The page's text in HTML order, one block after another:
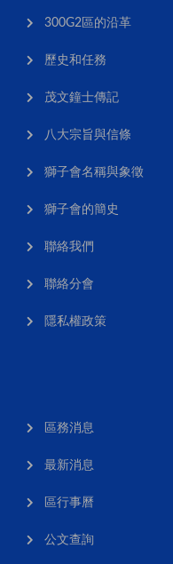
300G2區的沿革
歷史和任務
茂文鐘士傳記
八大宗旨與信條
獅子會名稱與象徵
獅子會的簡史
聯絡我們
聯絡分會
隱私權政策
區務消息
最新消息
區行事曆
公文查詢